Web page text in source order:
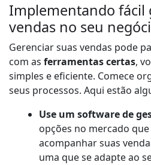
Implementando fácil
vendas no seu
Gerenciar suas vendas pode
com as ferramentas certas,
simples e eficiente. Comece
seus processos. Aqui estão
Use um software de
opções no mercado
acompanhar suas
uma que se adapte ao